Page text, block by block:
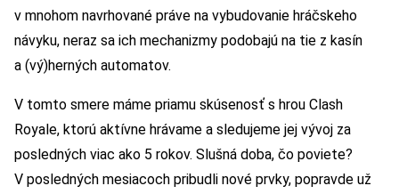
v mnohom navrhované práve na vybudovanie hráčskeho
návyku, neraz sa ich mechanizmy podobajú na tie z kasín
a (vý)herných automatov.
V tomto smere máme priamu skúsenosť s hrou Clash
Royale, ktorú aktívne hrávame a sledujeme jej vývoj za
posledných viac ako 5 rokov. Slušná doba, čo poviete?
V posledných mesiacoch pribudli nové prvky, popravde už